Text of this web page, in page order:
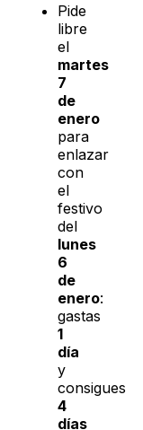
Pide
libre
el
martes
7
de
enero
para
enlazar
con
el
festivo
del
lunes
6
de
enero:
gastas
1
día
y
consigues
4
días